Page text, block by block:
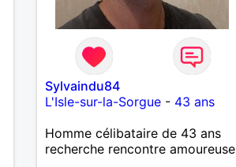
Sylvaindu84
L'Isle-sur-la-Sorgue- 43 ans
Homme célibataire de 43 ans
recherche rencontre amoureuse